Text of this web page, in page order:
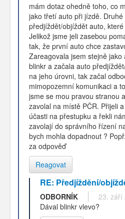
mám dotaz ohedně toho, co
jako třetí auto při jízdě.
předjíždět/objíždět auto,
Jelikož jsme jeli zasebou
tak, že první auto chce
Zareagovala jsem stejně jako
blinkr a začala auto
na jeho úrovni, tak začal
mimopozemní komunikaci a
jsme se mou pravou stranou
zavolal na místě PČR. Přijeli
účasti na přestupku a řekli
zavolají do správního řízení
bych mohla dopadnout ?
za odpověď
Reagovat
RE: Předjíždění/
ODBORNÍK
23. září
Dával blinkr vlevo?